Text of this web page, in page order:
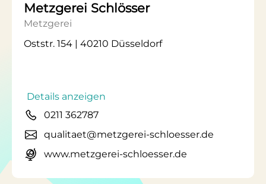
Metzgerei Schlösser
Metzgerei
Oststr. 154 | 40210 Düsseldorf
Details anzeigen
0211 362787
qualitaet@metzgerei-schloesser.de
www.metzgerei-schloesser.de